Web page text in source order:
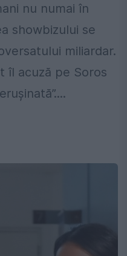
nu numai în
showbizului se
miliardar.
îl acuză pe Soros